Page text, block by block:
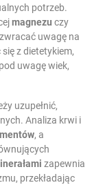
potrzeb.
magnezu czy
uwagę na
z dietetykiem,
uwagę wiek,
uzupełnić,
Analiza krwi i
, a
zapewnia
przekładając